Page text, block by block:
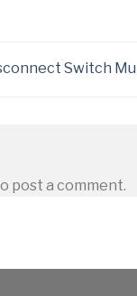
Switch
post a comment.